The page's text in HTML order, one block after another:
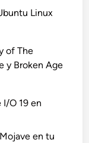
Linux
of The
y Broken Age
O 19 en
en tu